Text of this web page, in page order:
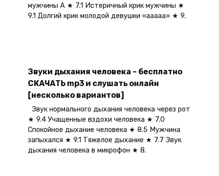
мужчины А ★ 7.1 Истеричный крик мужчины ★
9.1 Долгий крик молодой девушки «ааааа» ★ 9.
Звуки дыхания человека – бесплатно
СКАЧАТЬ mp3 и слушать онлайн
[несколько вариантов]
Звук нормального дыхания человека через рот
★ 9.4 Учащенные вздохи человека ★ 7.0
Спокойное дыхание человека ★ 8.5 Мужчина
запыхался ★ 9.1 Тяжелое дыхание ★ 7.7 Звук
дыхания человека в микрофон ★ 8.